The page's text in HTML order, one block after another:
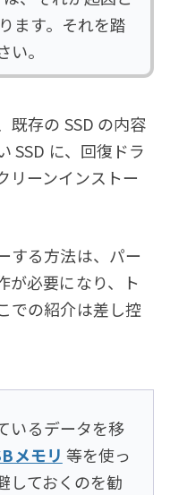
ます。それを踏
。
既存の SSD の内容
SSD に、回復ドラ
リーンインストー
する方法は、パー
が必要になり、ト
での紹介は差し控
いるデータを移
メモリ 等を使っ
しておくのを勧